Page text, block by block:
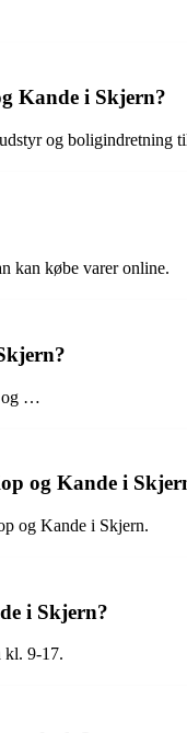
Kande i Skjern?
og boligindretning
kan købe varer online.
og …
og Kande i
og Kande i Skjern.
i Skjern?
kl. 9-17.